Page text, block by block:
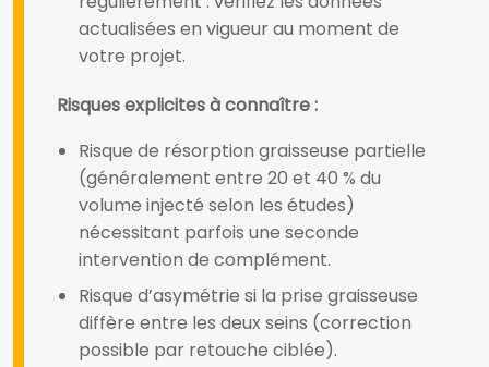
actualisées en vigueur au moment de
votre projet.
Risques explicites à connaître :
Risque de résorption graisseuse partielle
(généralement entre 20 et 40 % du
volume injecté selon les études)
nécessitant parfois une seconde
intervention de complément.
Risque d’asymétrie si la prise graisseuse
diffère entre les deux seins (correction
possible par retouche ciblée).